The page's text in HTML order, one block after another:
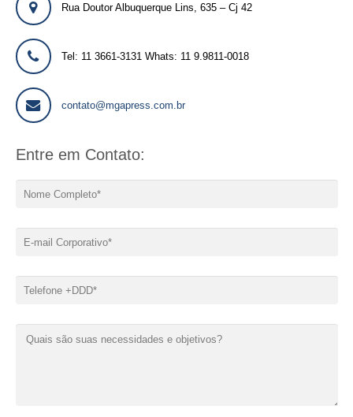
Rua Doutor Albuquerque Lins, 635 – Cj 42
Tel: 11 3661-3131 Whats: 11 9.9811-0018
contato@mgapress.com.br
Entre em Contato: